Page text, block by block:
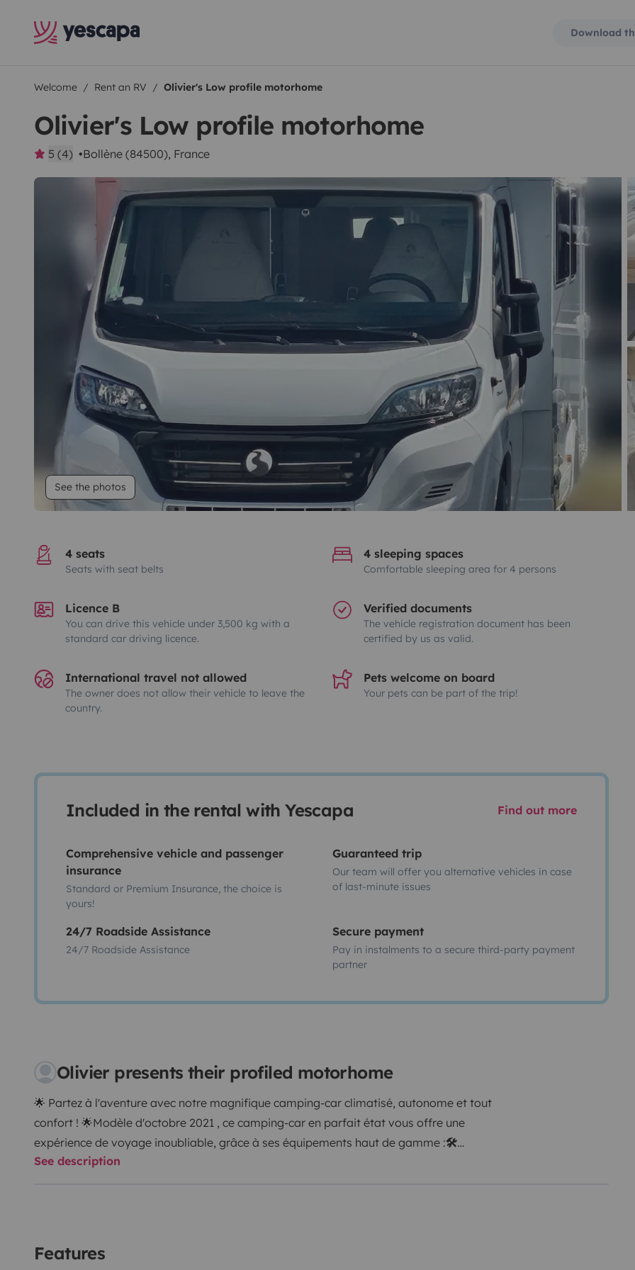
Download
Welcome Rent an RV Olivier's Low profile motorhome
Olivier's Low profile motorhome
5 (4) Bollène (84500), France
See the photos
4 seats
Seats with seat belts
4 sleeping spaces
Comfortable sleeping area for 4 persons
Licence B
You can drive this vehicle under 3,500 kg with a
standard car driving licence.
Verified documents
The vehicle registration document has been
certified by us as valid.
International travel not allowed
The owner does not allow their vehicle to leave the
country.
Pets welcome on board
Your pets can be part of the trip!
Included in the rental with Yescapa Find out more
Comprehensive vehicle and passenger
insurance
Standard or Premium Insurance, the choice is
yours!
Guaranteed trip
Our team will offer you alternative vehicles in case
of last-minute issues
24/7 Roadside Assistance
24/7 Roadside Assistance
Secure payment
Pay in instalments to a secure third-party payment
partner
Olivier presents their profiled motorhome
🌟 Partez à l'aventure avec notre magnifique camping-car climatisé, autonome et tout
confort ! 🌟Modèle d'octobre 2021 , ce camping-car en parfait état vous offre une
expérience de voyage inoubliable, grâce à ses équipements haut de gamme :🛠️
Équipements techniques et autonomie :
personnes : parfait pour partager de bons moments ! Cuisine toute équipée : 3 feux
See description
Features